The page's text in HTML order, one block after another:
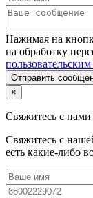
Нажимая на
на обработку
Отправить
×
Свяжитесь с нами
Свяжитесь с
есть какие-либо